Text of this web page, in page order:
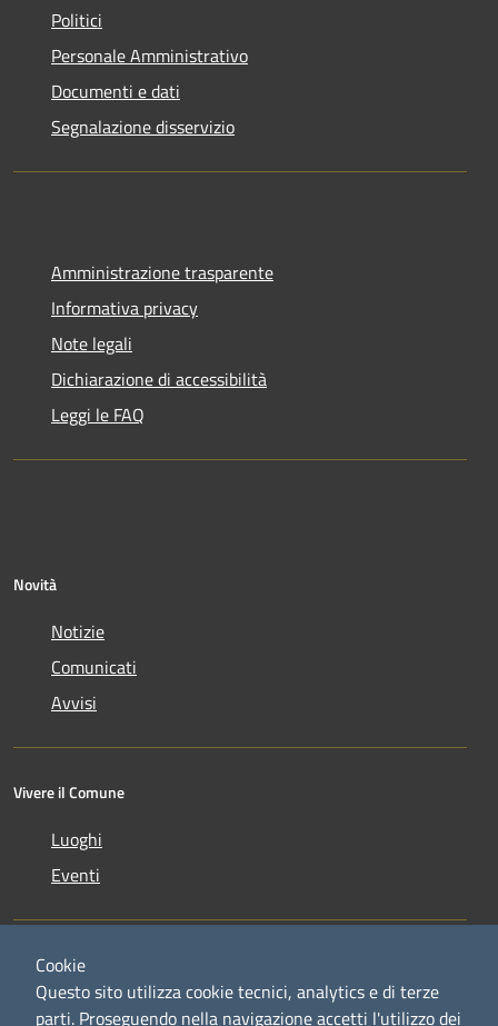
Politici
Personale Amministrativo
Documenti e dati
Segnalazione disservizio
Amministrazione trasparente
Informativa privacy
Note legali
Dichiarazione di accessibilità
Leggi le FAQ
Novità
Notizie
Comunicati
Avvisi
Vivere il Comune
Luoghi
Eventi
Cookie
Questo sito utilizza cookie tecnici, analytics e di terze
parti. Proseguendo nella navigazione accetti l'utilizzo dei